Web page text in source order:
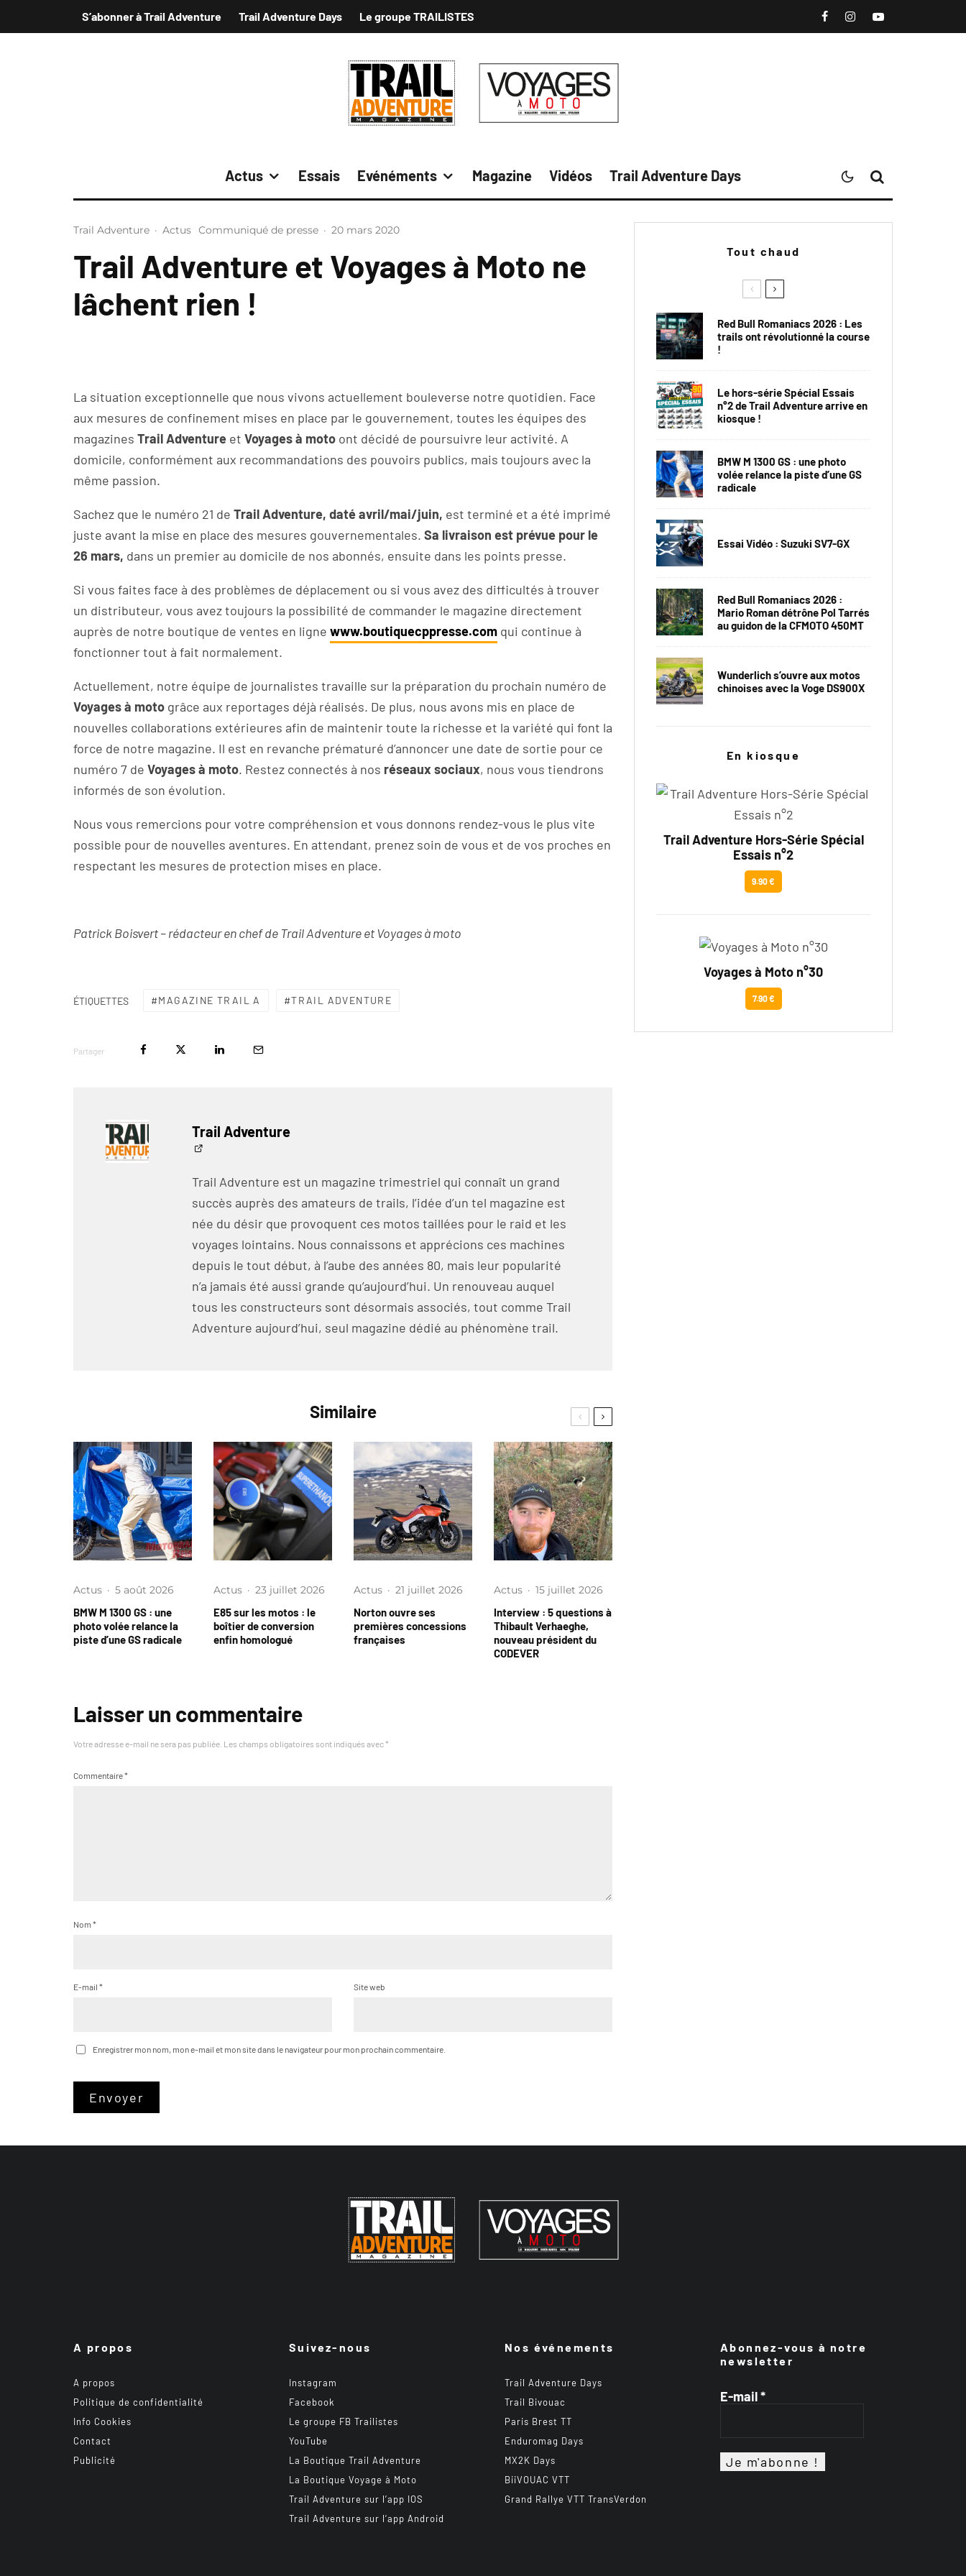
S’abonner à Trail Adventure Trail Adventure Days Le groupe TRAILISTES
Actus Essais Evénéments Magazine Vidéos Trail Adventure Days
Trail Adventure · Actus Communiqué de presse · 20 mars 2020
Trail Adventure et Voyages à Moto ne
lâchent rien !
La situation exceptionnelle que nous vivons actuellement bouleverse notre quotidien. Face
aux mesures de confinement mises en place par le gouvernement, toutes les équipes des
magazines Trail Adventure et Voyages à moto ont décidé de poursuivre leur activité. A
domicile, conformément aux recommandations des pouvoirs publics, mais toujours avec la
même passion.
Sachez que le numéro 21 de Trail Adventure, daté avril/mai/juin, est terminé et a été imprimé
juste avant la mise en place des mesures gouvernementales. Sa livraison est prévue pour le
26 mars, dans un premier au domicile de nos abonnés, ensuite dans les points presse.
Si vous faites face à des problèmes de déplacement ou si vous avez des difficultés à trouver
un distributeur, vous avez toujours la possibilité de commander le magazine directement
auprès de notre boutique de ventes en ligne www.boutiquecppresse.com qui continue à
fonctionner tout à fait normalement.
Actuellement, notre équipe de journalistes travaille sur la préparation du prochain numéro de
Voyages à moto grâce aux reportages déjà réalisés. De plus, nous avons mis en place de
nouvelles collaborations extérieures afin de maintenir toute la richesse et la variété qui font la
force de notre magazine. Il est en revanche prématuré d’annoncer une date de sortie pour ce
numéro 7 de Voyages à moto. Restez connectés à nos réseaux sociaux, nous vous tiendrons
informés de son évolution.
Nous vous remercions pour votre compréhension et vous donnons rendez-vous le plus vite
possible pour de nouvelles aventures. En attendant, prenez soin de vous et de vos proches en
respectant les mesures de protection mises en place.
Patrick Boisvert – rédacteur en chef de Trail Adventure et Voyages à moto
ÉTIQUETTES MAGAZINE TRAIL A TRAIL ADVENTURE
Partager
Trail Adventure
Trail Adventure est un magazine trimestriel qui connaît un grand
succès auprès des amateurs de trails, l’idée d’un tel magazine est
née du désir que provoquent ces motos taillées pour le raid et les
voyages lointains. Nous connaissons et apprécions ces machines
depuis le tout début, à l’aube des années 80, mais leur popularité
n’a jamais été aussi grande qu’aujourd’hui. Un renouveau auquel
tous les constructeurs sont désormais associés, tout comme Trail
Adventure aujourd’hui, seul magazine dédié au phénomène trail.
Similaire
Actus · 5 août 2026
BMW M 1300 GS : une
photo volée relance la
piste d’une GS radicale
Actus · 23 juillet 2026
E85 sur les motos : le
boîtier de conversion
enfin homologué
Actus · 21 juillet 2026
Norton ouvre ses
premières concessions
françaises
Actus · 15 juillet 2026
Interview : 5 questions à
Thibault Verhaeghe,
nouveau président du
CODEVER
Laisser un commentaire
Votre adresse e-mail ne sera pas publiée. Les champs obligatoires sont indiqués avec *
Commentaire*
Nom *
E-mail * Site web
Enregistrer mon nom, mon e-mail et mon site dans le navigateur pour mon prochain commentaire.
Tout chaud
Red Bull Romaniacs 2026 : Les
trails ont révolutionné la course
!
Le hors-série Spécial Essais
n°2 de Trail Adventure arrive en
kiosque !
BMW M 1300 GS : une photo
volée relance la piste d’une GS
radicale
Essai Vidéo : Suzuki SV7-GX
Red Bull Romaniacs 2026 :
Mario Roman détrône Pol Tarrés
au guidon de la CFMOTO 450MT
Wunderlich s’ouvre aux motos
chinoises avec la Voge DS900X
En kiosque
Trail Adventure Hors-Série Spécial
Essais n°2
9.90 €
Voyages à Moto n°30
7.90 €
A propos
A propos
Politique de confidentialité
Info Cookies
Contact
Publicité
Suivez-nous
Instagram
Facebook
Le groupe FB Trailistes
YouTube
La Boutique Trail Adventure
La Boutique Voyage à Moto
Trail Adventure sur l’app IOS
Trail Adventure sur l’app Android
Nos événements
Trail Adventure Days
Trail Bivouac
Paris Brest TT
Enduromag Days
MX2K Days
BiiVOUAC VTT
Grand Rallye VTT TransVerdon
Abonnez-vous à notre
newsletter
E-mail*